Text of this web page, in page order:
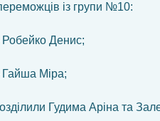
із групи №10:
Робейко Денис;
Гайша Міра;
Гудима Аріна та